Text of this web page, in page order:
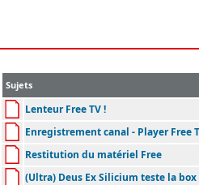
Sujets
Lenteur Free TV !
Enregistrement canal - Player Free
Restitution du matériel Free
(Ultra) Deus Ex Silicium teste la